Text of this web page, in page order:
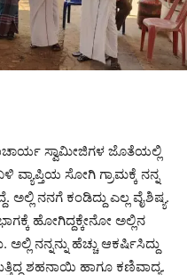
ಸ್ವಾಮೀಜಿಗಳ ಜೊತೆಯಲ್ಲಿ
ಸೋಗಿ ಗ್ರಾಮಕ್ಕೆ ನನ್ನ
ನನಗೆ ಕಂಡಿದ್ದು ಎಲ್ಲ ವೈಶಿಷ್ಯ.
ಹೋಗಿದ್ದಕ್ಕೇನೋ ಅಲ್ಲಿನ
ನನ್ನನ್ನು ಹೆಚ್ಚು ಆಕರ್ಷಿಸಿದ್ದು
ಶಹನಾಯಿ ಹಾಗೂ ಕಣಿವಾದ್ಯ.